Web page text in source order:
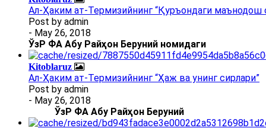
Ал-Ҳаким ат-Термизийнинг “Қуръондаги маънодош
Post by admin
- May 26, 2018
ЎзР ФА Абу Райҳон Беруний номидаги
Kitoblaruz
Ал-Ҳаким ат-Термизийнинг “Ҳаж ва унинг сирлари”
Post by admin
- May 26, 2018
ЎзР ФА Абу Райҳон Беруний